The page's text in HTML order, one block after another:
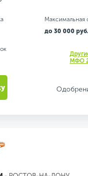
Максимальная
до 30 000 руб.
МФО